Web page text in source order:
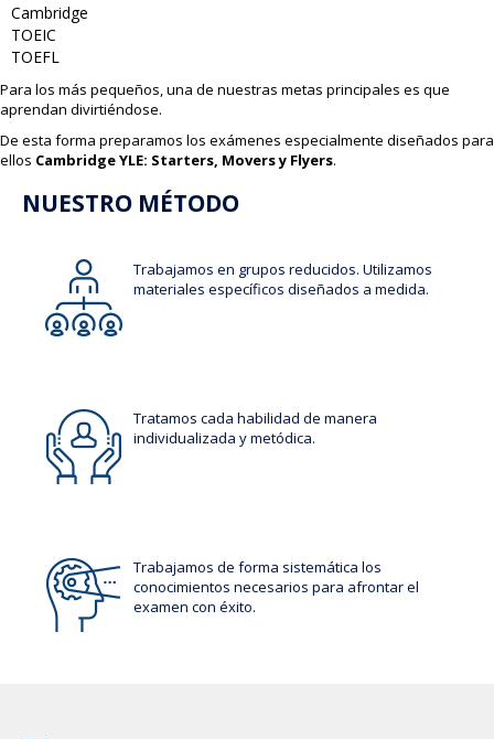
Cambridge
TOEIC
TOEFL
Para los más pequeños, una de nuestras metas principales es que
aprendan divirtiéndose.
De esta forma preparamos los exámenes especialmente diseñados para
ellos Cambridge YLE: Starters, Movers y Flyers.
NUESTRO MÉTODO
Trabajamos en grupos reducidos. Utilizamos
materiales específicos diseñados a medida.
Tratamos cada habilidad de manera
individualizada y metódica.
Trabajamos de forma sistemática los
conocimientos necesarios para afrontar el
examen con éxito.